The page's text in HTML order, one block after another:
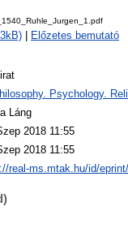
Előzetes bemutató
Psychology.
Láng
2018 11:55
2018 11:55
real-ms.mtak.hu/id/